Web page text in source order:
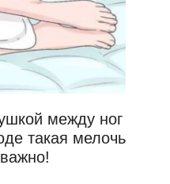
между ног
такая мелочь